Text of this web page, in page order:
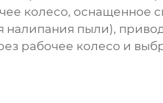
колесо, оснащенное
пыли),
рабочее колесо и